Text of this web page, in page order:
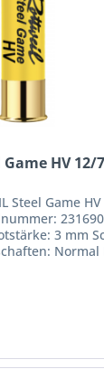
HV 12/
Steel Game
3 mm
Normal